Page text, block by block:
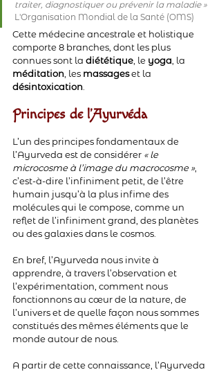
traiter, diagnostiquer ou prévenir la maladie »
L'Organisation Mondial de la Santé (OMS)
Cette médecine ancestrale et holistique
comporte 8 branches, dont les plus
connues sont la diététique, le yoga, la
méditation, les massages et la
désintoxication.
Principes de l'Ayurvéda
L’un des principes fondamentaux de
l’Ayurveda est de considérer « le
microcosme à l’image du macrocosme »,
c’est-à-dire l’infiniment petit, de l’être
humain jusqu’à la plus infime des
molécules qui le compose, comme un
reflet de l’infiniment grand, des planètes
ou des galaxies dans le cosmos.
En bref, l’Ayurveda nous invite à
apprendre, à travers l’observation et
l’expérimentation, comment nous
fonctionnons au cœur de la nature, de
l’univers et de quelle façon nous sommes
constitués des mêmes éléments que le
monde autour de nous.
A partir de cette connaissance, l’Ayurveda